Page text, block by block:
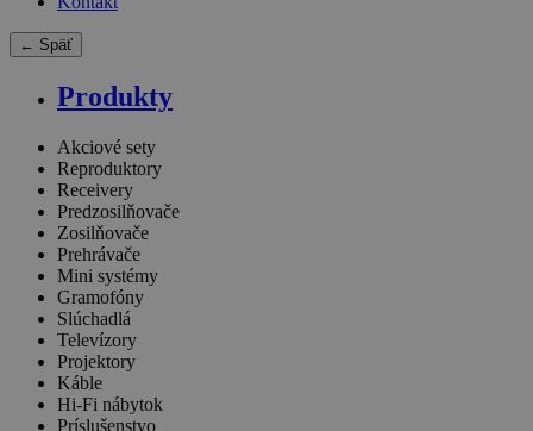
← Späť
Produkty
Akciové sety
Reproduktory
Receivery
Predzosilňovače
Zosilňovače
Prehrávače
Mini systémy
Gramofóny
Slúchadlá
Televízory
Projektory
Káble
Hi-Fi nábytok
Príslušenstvo